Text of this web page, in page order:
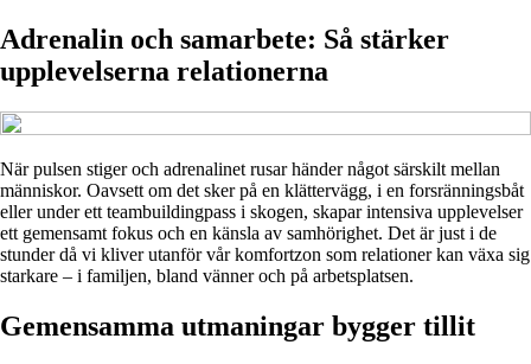
Adrenalin och samarbete: Så stärker
upplevelserna relationerna
När pulsen stiger och adrenalinet rusar händer något särskilt mellan
människor. Oavsett om det sker på en klättervägg, i en forsränningsbåt
eller under ett teambuildingpass i skogen, skapar intensiva upplevelser
ett gemensamt fokus och en känsla av samhörighet. Det är just i de
stunder då vi kliver utanför vår komfortzon som relationer kan växa sig
starkare – i familjen, bland vänner och på arbetsplatsen.
Gemensamma utmaningar bygger tillit